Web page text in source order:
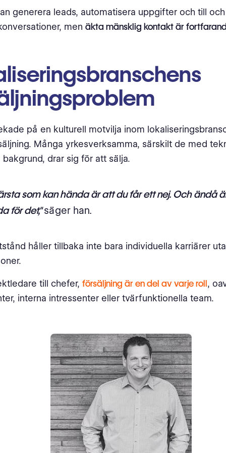
generera leads, automatisera uppgifter och till
men äkta mänsklig kontakt är
på en kulturell motvilja inom
Många yrkesverksamma, särskilt de med
drar sig för att sälja.
som kan hända är att du får ett nej. Och ändå
för det," säger han.
håller tillbaka inte bara individuella karriärer
till chefer, försäljning är en del av varje roll,
interna intressenter eller tvärfunktionella team.